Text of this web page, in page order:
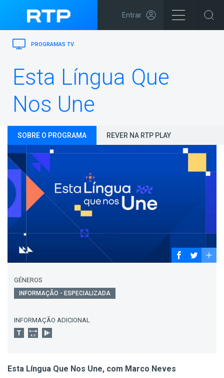
Entrar
PROGRAMAS TV
Esta Língua Que
Nos Une
SOBRE O PROGRAMA REVER NA RTP PLAY
GÉNEROS
INFORMAÇÃO - ESPECIALIZADA
INFORMAÇÃO ADICIONAL
Esta Língua Que Nos Une, com Marco Neves